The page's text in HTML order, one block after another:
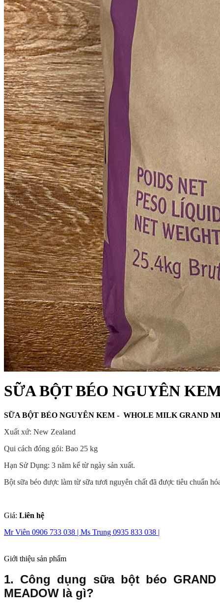
SỮA BỘT BÉO NGUYÊN
SỮA BỘT BÉO NGUYÊN KEM - WHOLE MILK GRAND
Xuất xứ: New Zealand
Qui cách đóng gói: Bao 25 kg
Hạn Sử Dụng: 3 năm kể từ ngày sản xuất.
Bột sữa béo được làm từ sữa tươi nguyên chất đã được tiêu chuẩn
Giá: Liên hệ
Mr Viên 0906 733 038 | Ms Trung 0935 833 038 |
Giới thiệu sản phẩm
1. Công dụng sữa bột béo GRAND
MEADOW là gì?